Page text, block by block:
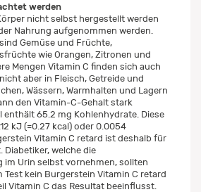
werden
nicht selbst hergestellt werden
Nahrung aufgenommen werden.
Gemüse und Früchte,
wie Orangen, Zitronen und
Mengen Vitamin C finden sich auch
aber in Fleisch, Getreide und
Wässern, Warmhalten und Lagern
den Vitamin-C-Gehalt stark
enthält 65.2 mg Kohlenhydrate. Diese
kJ (=0.27 kcal) oder 0.0054
Vitamin C retard ist deshalb für
Diabetiker, welche die
im Urin selbst vornehmen, sollten
Test kein Burgerstein Vitamin C retard
Vitamin C das Resultat beeinflusst.